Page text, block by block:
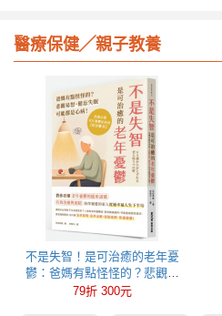
醫療保健╱親子教養
不是失智！是可治癒的老年憂
鬱：爸媽有點怪怪的？悲觀易
怒、健忘失眠可能都是心病！照
79折 300元